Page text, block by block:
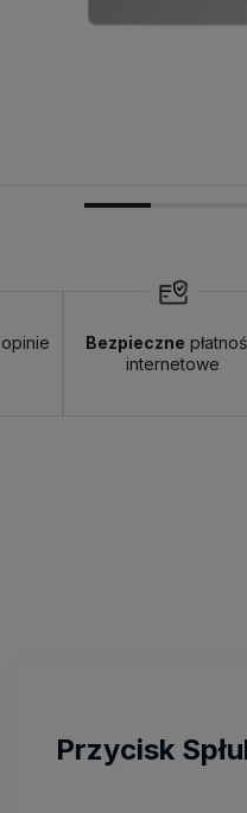
opinie
Bezpieczne
internetowe
Przycisk